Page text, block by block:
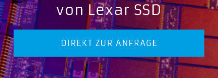
von Lexar SSD
DIREKT ZUR ANFRAGE